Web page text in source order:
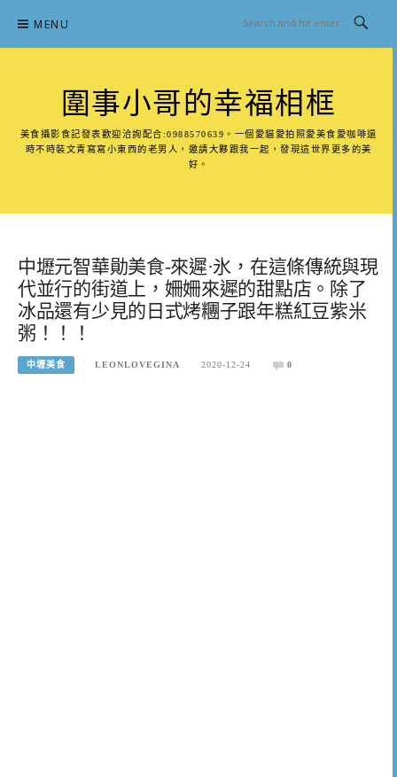
content
MENU
圍事小哥的幸福相框
美食攝影食記發表歡迎洽詢配合:0988570639。一個愛貓愛拍照愛美食愛咖啡還
時不時裝文青寫寫小東西的老男人，邀請大夥跟我一起，發現這世界更多的美
好。
中壢元智華勛美食-來遲·氷，在這條傳統與現
代並行的街道上，姍姍來遲的甜點店。除了
冰品還有少見的日式烤糰子跟年糕紅豆紫米
粥！！！
中壢美食 LEONLOVEGINA 2020-12-24 0